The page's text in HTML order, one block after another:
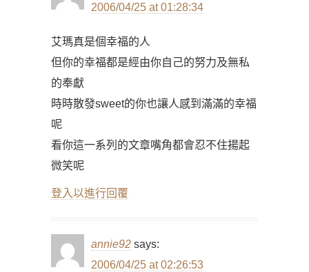
2006/04/25 at 01:28:34
艾瑪真是個幸福的人
但你的幸福都是經由你自己的努力及無私
的奉獻
時時散發sweet的你也讓人感到滿滿的幸福
呢
看你這一系列的文章嘴角都會忍不住揚起
微笑呢
登入以進行回覆
annie92 says:
2006/04/25 at 02:26:53